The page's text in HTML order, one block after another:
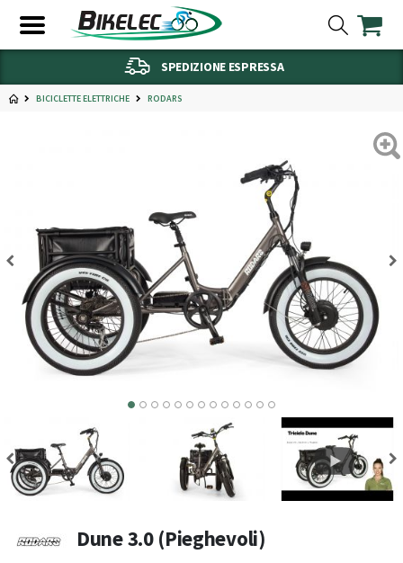
SPEDIZIONE ESPRESSA
BICICLETTE ELETTRICHE RODARS
Dune 3.0 (Pieghevoli)